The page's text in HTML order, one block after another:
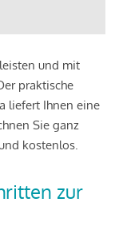
und mit
praktische
liefert Ihnen eine
Sie ganz
kostenlos.
zur